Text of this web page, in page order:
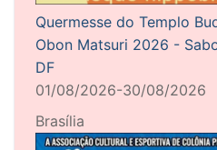
Quermesse do Templo
Obon Matsuri 2026 -
DF
01/08/2026-30/08/2026
Brasília